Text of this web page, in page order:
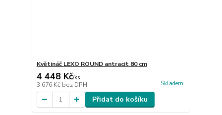
Květináč LEXO ROUND antracit 80 cm
4 448 Kč/ks
3 676 Kč bez DPH Skladem
Přidat do košíku